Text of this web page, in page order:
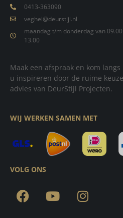
0413-363090
veghel@deurstijl.nl
maandag t/m donderdag van
13.00
Maak een afspraak en kom
u inspireren door de ruime
advies van DeurStijl Projecten.
WIJ WERKEN SAMEN MET
VOLG ONS